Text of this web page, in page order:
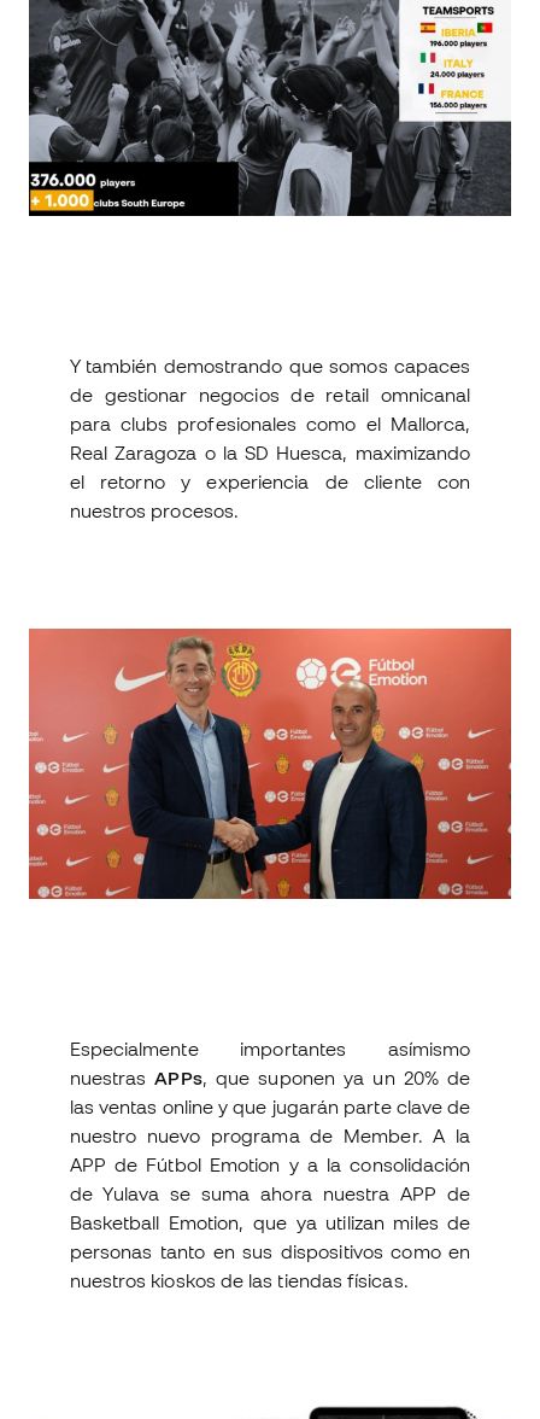
Y también demostrando que somos capaces
de gestionar negocios de retail omnicanal
para clubs profesionales como el Mallorca,
Real Zaragoza o la SD Huesca, maximizando
el retorno y experiencia de cliente con
nuestros procesos.
Especialmente importantes asímismo
nuestras APPs, que suponen ya un 20% de
las ventas online y que jugarán parte clave de
nuestro nuevo programa de Member. A la
APP de Fútbol Emotion y a la consolidación
de Yulava se suma ahora nuestra APP de
Basketball Emotion, que ya utilizan miles de
personas tanto en sus dispositivos como en
nuestros kioskos de las tiendas físicas.